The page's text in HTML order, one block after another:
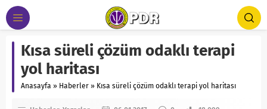
Kısa süreli çözüm odaklı terapi
yol haritası
Anasayfa » Haberler » Kısa süreli çözüm odaklı terapi yol haritası